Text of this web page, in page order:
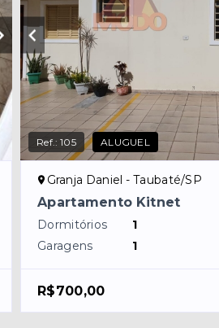
Ref.:105 ALUGUEL
Granja Daniel - Taubaté/SP
Apartamento Kitnet
Dormitórios
1
Garagens
1
R$700,00